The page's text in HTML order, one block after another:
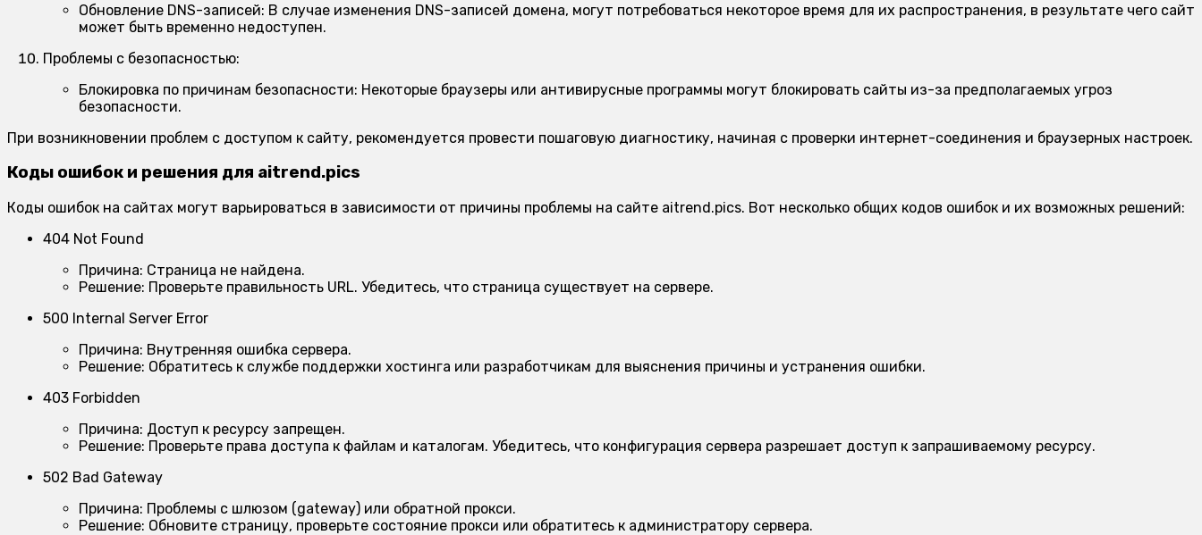
Обновление DNS-записей: В случае изменения DNS-записей домена, могут потребоваться некоторое время для их распространения, в результате чего сайт
может быть временно недоступен.
Проблемы с безопасностью:
Блокировка по причинам безопасности: Некоторые браузеры или антивирусные программы могут блокировать сайты из-за предполагаемых угроз
безопасности.
При возникновении проблем с доступом к сайту, рекомендуется провести пошаговую диагностику, начиная с проверки интернет-соединения и браузерных настроек.
Коды ошибок и решения для aitrend.pics
Коды ошибок на сайтах могут варьироваться в зависимости от причины проблемы на сайте aitrend.pics. Вот несколько общих кодов ошибок и их возможных решений:
404 Not Found
Причина: Страница не найдена.
Решение: Проверьте правильность URL. Убедитесь, что страница существует на сервере.
500 Internal Server Error
Причина: Внутренняя ошибка сервера.
Решение: Обратитесь к службе поддержки хостинга или разработчикам для выяснения причины и устранения ошибки.
403 Forbidden
Причина: Доступ к ресурсу запрещен.
Решение: Проверьте права доступа к файлам и каталогам. Убедитесь, что конфигурация сервера разрешает доступ к запрашиваемому ресурсу.
502 Bad Gateway
Причина: Проблемы с шлюзом (gateway) или обратной прокси.
Решение: Обновите страницу, проверьте состояние прокси или обратитесь к администратору сервера.